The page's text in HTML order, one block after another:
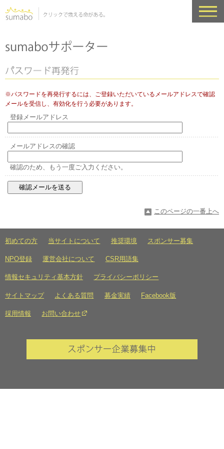
※パスワードを再発行するには、ご登録いただいているメールアドレスで確認
メールを受信し、有効化を行う必要があります。
登録メールアドレス
メールアドレスの確認
確認のため、もう一度ご入力ください。
このページの一番上へ
初めての方 当サイトについて 推奨環境 スポンサー募集
NPO登録 運営会社について CSR用語集
情報セキュリティ基本方針 プライバシーポリシー
サイトマップ よくある質問 募金実績 Facebook版
採用情報 お問い合わせ